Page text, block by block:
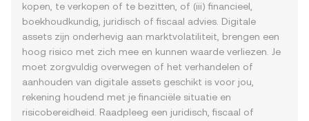
kopen, te verkopen of te bezitten, of (iii) financieel,
boekhoudkundig, juridisch of fiscaal advies. Digitale
assets zijn onderhevig aan marktvolatiliteit, brengen een
hoog risico met zich mee en kunnen waarde verliezen. Je
moet zorgvuldig overwegen of het verhandelen of
aanhouden van digitale assets geschikt is voor jou,
rekening houdend met je financiële situatie en
risicobereidheid. Raadpleeg een juridisch, fiscaal of